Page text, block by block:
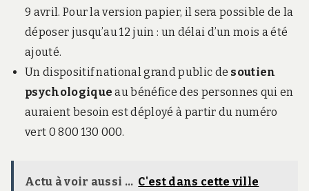
9 avril. Pour la version papier, il sera possible de la
déposer jusqu’au 12 juin : un délai d’un mois a été
ajouté.
Un dispositif national grand public de soutien
psychologiqueau bénéfice des personnes qui en
auraient besoin est déployé à partir du numéro
vert 0 800 130 000.
Actu à voir aussi ... C'est dans cette ville